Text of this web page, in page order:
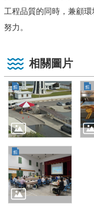
工程品質的同時，兼顧
努力。
相關圖片